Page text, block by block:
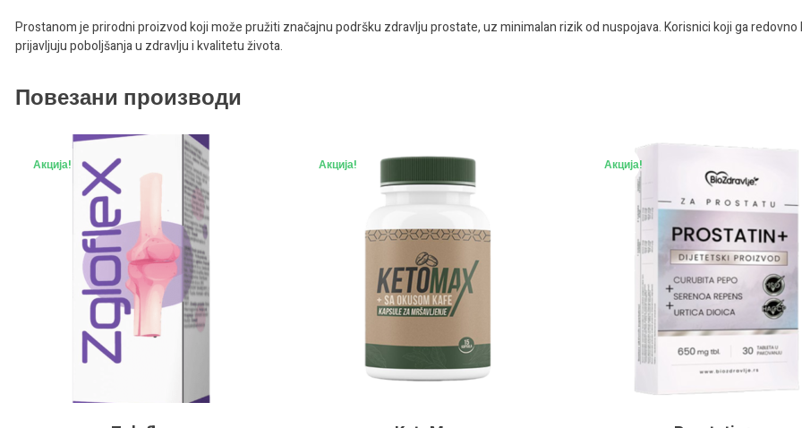
Prostanom je prirodni proizvod koji može pružiti značajnu podršku zdravlju prostate, uz minimalan rizik od nuspojava. Korisnici koji ga redovno
prijavljuju poboljšanja u zdravlju i kvalitetu života.
Повезани производи
Акција! Акција! Акција!